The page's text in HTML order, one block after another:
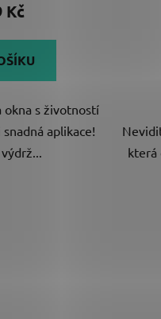
z
hvězdiček.
Kč
okna s životností
aplikace!
která